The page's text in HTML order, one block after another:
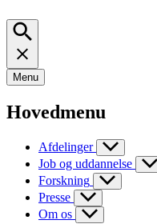
Menu
Hovedmenu
Afdelinger
Job og uddannelse
Forskning
Presse
Om os